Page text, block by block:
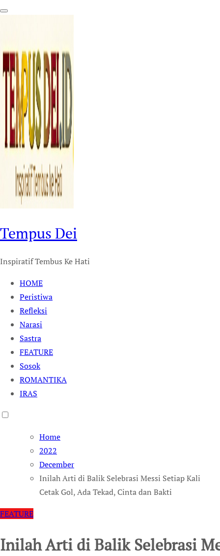
Tempus Dei
Inspiratif Tembus Ke Hati
HOME
Peristiwa
Refleksi
Narasi
Sastra
FEATURE
Sosok
ROMANTIKA
IRAS
Home
2022
December
Inilah Arti di Balik Selebrasi Messi Setiap Kali
Cetak Gol, Ada Tekad, Cinta dan Bakti
FEATURE
Inilah Arti di Balik Selebrasi